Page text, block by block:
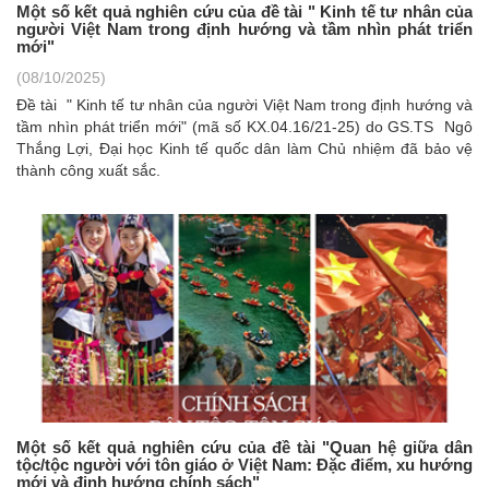
Một số kết quả nghiên cứu của đề tài " Kinh tế tư nhân của
người Việt Nam trong định hướng và tầm nhìn phát triển
mới"
(08/10/2025)
Đề tài " Kinh tế tư nhân của người Việt Nam trong định hướng và
tầm nhìn phát triển mới" (mã số KX.04.16/21-25) do GS.TS Ngô
Thắng Lợi, Đại học Kinh tế quốc dân làm Chủ nhiệm đã bảo vệ
thành công xuất sắc.
Một số kết quả nghiên cứu của đề tài "Quan hệ giữa dân
tộc/tộc người với tôn giáo ở Việt Nam: Đặc điểm, xu hướng
mới và định hướng chính sách"